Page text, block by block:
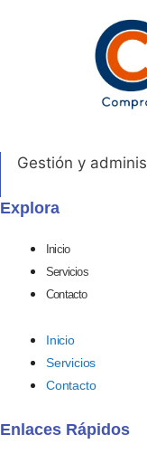
Gestión y
Explora
Inicio
Servicios
Contacto
Inicio
Servicios
Contacto
Enlaces Rápidos